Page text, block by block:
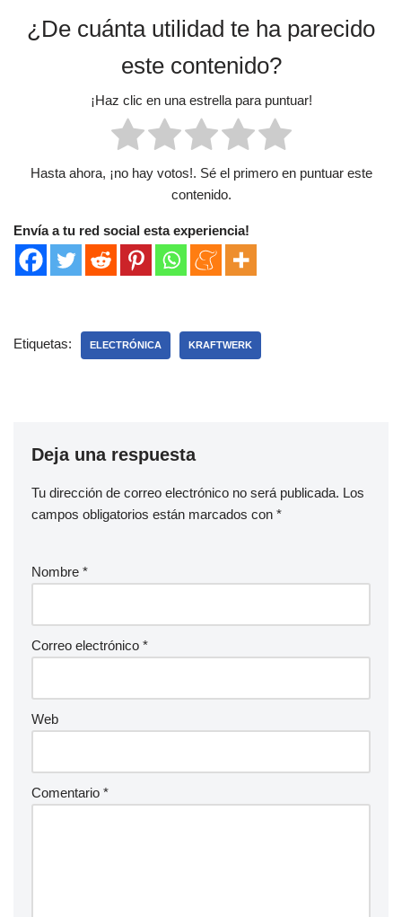
¿De cuánta utilidad te ha parecido
este contenido?
¡Haz clic en una estrella para puntuar!
Hasta ahora, ¡no hay votos!. Sé el primero en puntuar este
contenido.
Envía a tu red social esta experiencia!
Etiquetas: ELECTRÓNICA KRAFTWERK
Deja una respuesta
Tu dirección de correo electrónico no será publicada. Los
campos obligatorios están marcados con *
Nombre *
Correo electrónico *
Web
Comentario *